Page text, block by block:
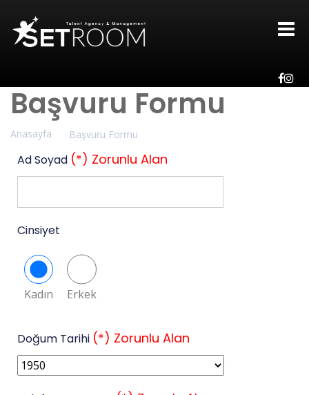
Başvuru Formu
Anasayfa Başvuru Formu
Ad Soyad (*) Zorunlu Alan
Cinsiyet
Kadın Erkek
Doğum Tarihi (*) Zorunlu Alan